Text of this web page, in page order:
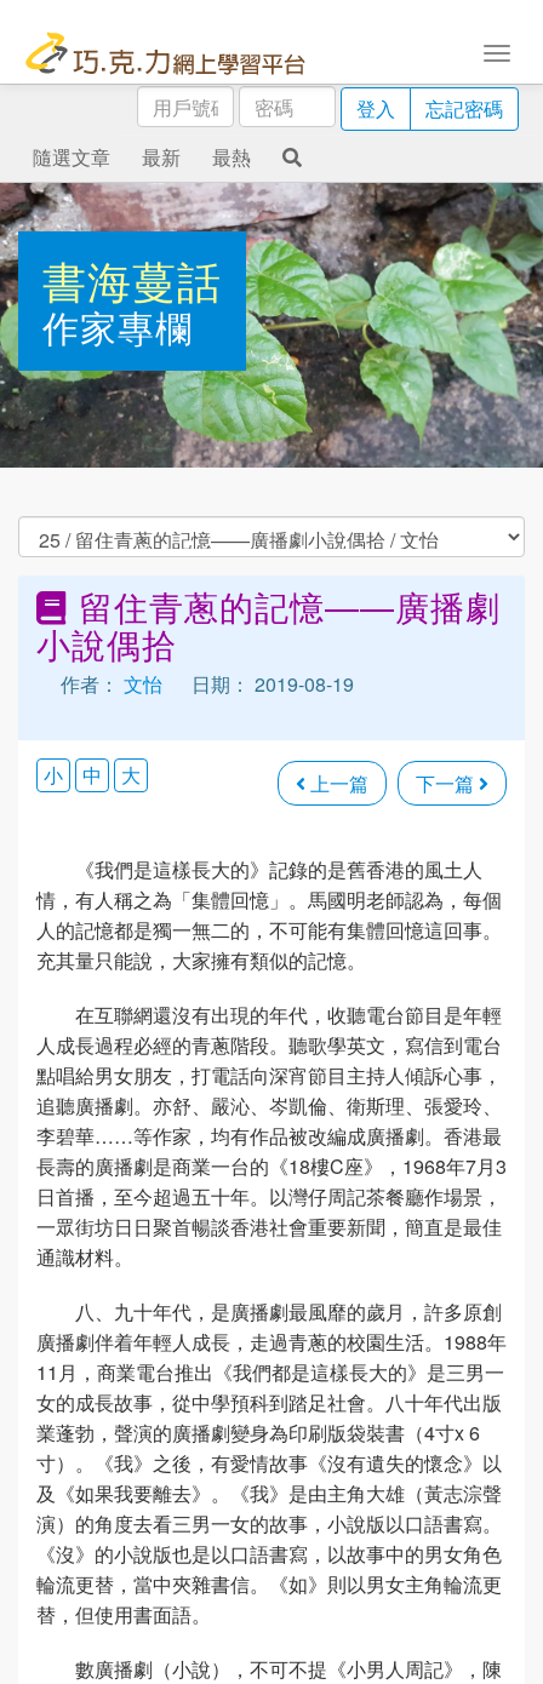
用
戶
號
碼
密
碼
登入
忘記密碼
隨選文章
最新 最熱
書海蔓話
作家專欄
留住青蔥的記憶——廣播劇
小說偶拾
作者： 文怡 日期： 2019-08-19
上一篇 下一篇
小 中 大
《我們是這樣長大的》記錄的是舊香港的風土人
情，有人稱之為「集體回憶」。馬國明老師認為，每個
人的記憶都是獨一無二的，不可能有集體回憶這回事。
充其量只能說，大家擁有類似的記憶。
在互聯網還沒有出現的年代，收聽電台節目是年輕
人成長過程必經的青蔥階段。聽歌學英文，寫信到電台
點唱給男女朋友，打電話向深宵節目主持人傾訴心事，
追聽廣播劇。亦舒、嚴沁、岑凱倫、衛斯理、張愛玲、
李碧華……等作家，均有作品被改編成廣播劇。香港最
長壽的廣播劇是商業一台的《18樓C座》，1968年7月3
日首播，至今超過五十年。以灣仔周記茶餐廳作場景，
一眾街坊日日聚首暢談香港社會重要新聞，簡直是最佳
通識材料。
八、九十年代，是廣播劇最風靡的歲月，許多原創
廣播劇伴着年輕人成長，走過青蔥的校園生活。1988年
11月，商業電台推出《我們都是這樣長大的》是三男一
女的成長故事，從中學預科到踏足社會。八十年代出版
業蓬勃，聲演的廣播劇變身為印刷版袋裝書（4寸x 6
寸）。《我》之後，有愛情故事《沒有遺失的懷念》以
及《如果我要離去》。《我》是由主角大雄（黃志淙聲
演）的角度去看三男一女的故事，小說版以口語書寫。
《沒》的小說版也是以口語書寫，以故事中的男女角色
輪流更替，當中夾雜書信。《如》則以男女主角輪流更
替，但使用書面語。
數廣播劇（小說），不可不提《小男人周記》，陳